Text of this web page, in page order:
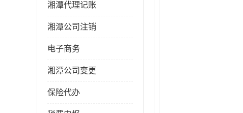
湘潭代理记账
湘潭公司注销
电子商务
湘潭公司变更
保险代办